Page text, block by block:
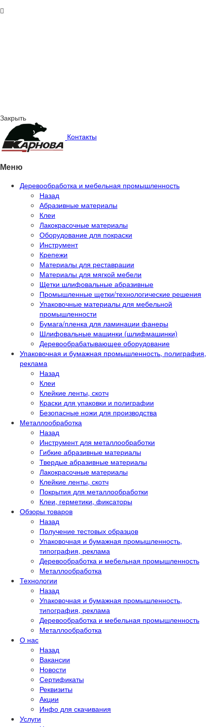
Закрыть
Контакты
Меню
Деревообработка и мебельная промышленность
Назад
Абразивные материалы
Клеи
Лакокрасочные материалы
Оборудование для покраски
Инструмент
Крепежи
Материалы для реставрации
Материалы для мягкой мебели
Щетки шлифовальные абразивные
Промышленные щетки/технологические решения
Упаковочные материалы для мебельной
промышленности
Бумага/пленка для ламинации фанеры
Шлифовальные машинки (шлифмашинки)
Деревообрабатывающее оборудование
Упаковочная и бумажная промышленность, полиграфия,
реклама
Назад
Клеи
Клейкие ленты, скотч
Краски для упаковки и полиграфии
Безопасные ножи для производства
Металлообработка
Назад
Инструмент для металлообработки
Гибкие абразивные материалы
Твердые абразивные материалы
Лакокрасочные материалы
Клейкие ленты, скотч
Покрытия для металлообработки
Клеи, герметики, фиксаторы
Обзоры товаров
Назад
Получение тестовых образцов
Упаковочная и бумажная промышленность,
типография, реклама
Деревообработка и мебельная промышленность
Металлообработка
Технологии
Назад
Упаковочная и бумажная промышленность,
типография, реклама
Деревообработка и мебельная промышленность
Металлообработка
О нас
Назад
Вакансии
Новости
Сертификаты
Реквизиты
Акции
Инфо для скачивания
Услуги